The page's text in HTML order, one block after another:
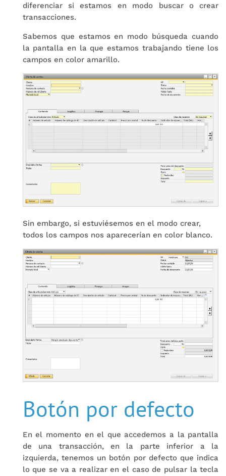
diferenciar si estamos en modo buscar o crear
transacciones.
Sabemos que estamos en modo búsqueda cuando
la pantalla en la que estamos trabajando tiene los
campos en color amarillo.
Sin embargo, si estuviésemos en el modo crear,
todos los campos nos aparecerían en color blanco.
Botón por defecto
En el momento en el que accedemos a la pantalla
de una transacción, en la parte inferior a la
izquierda, tenemos un botón por defecto que indica
lo que se va a realizar en el caso de pulsar la tecla